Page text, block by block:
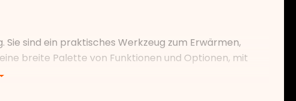
sind ein praktisches Werkzeug zum Erwärmen,
breite Palette von Funktionen und Optionen, mit